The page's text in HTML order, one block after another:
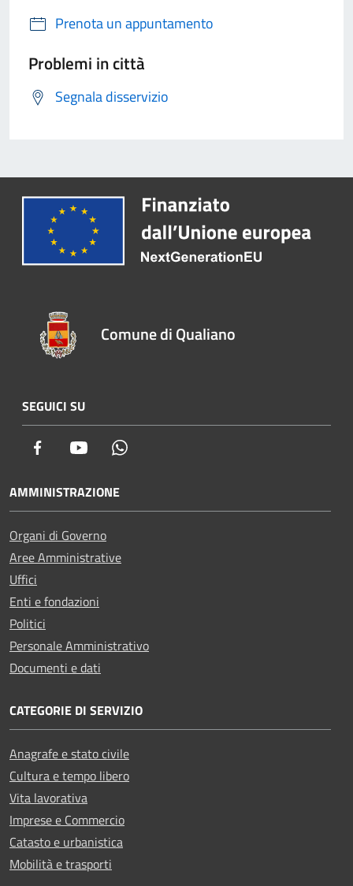
Prenota un appuntamento
Problemi in città
Segnala disservizio
Comune di Qualiano
SEGUICI SU
Facebook Youtube
AMMINISTRAZIONE
Organi di Governo
Aree Amministrative
Uffici
Enti e fondazioni
Politici
Personale Amministrativo
Documenti e dati
CATEGORIE DI SERVIZIO
Anagrafe e stato civile
Cultura e tempo libero
Vita lavorativa
Imprese e Commercio
Catasto e urbanistica
Mobilità e trasporti